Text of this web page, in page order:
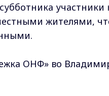
жителями,
ОНФ» во